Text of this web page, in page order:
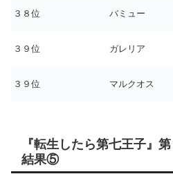
３８位 バミュー
３９位 ガレリア
３９位 マルクオス
『転生したら第七王子』
結果⑤